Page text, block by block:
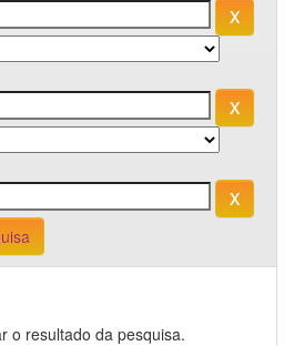
o resultado da pesquisa.